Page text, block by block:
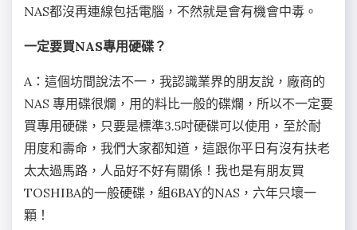
NAS都沒再連線包括電腦，不然就是會有機會中毒。
一定要買NAS專用硬碟？
A：這個坊間說法不一，我認識業界的朋友說，廠商的
NAS 專用碟很爛，用的料比一般的碟爛，所以不一定要
買專用硬碟，只要是標準3.5吋硬碟可以使用，至於耐
用度和壽命，我們大家都知道，這跟你平日有沒有扶老
太太過馬路，人品好不好有關係！我也是有朋友買
TOSHIBA的一般硬碟，組6BAY的NAS，六年只壞一
顆！